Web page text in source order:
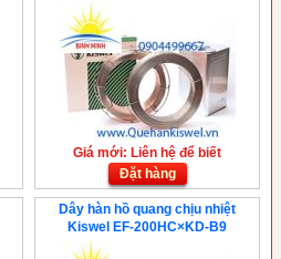
Giá mới: Liên hệ để biết
Đặt hàng
Dây hàn hồ quang chịu nhiệt
Kiswel EF-200HC×KD-B9